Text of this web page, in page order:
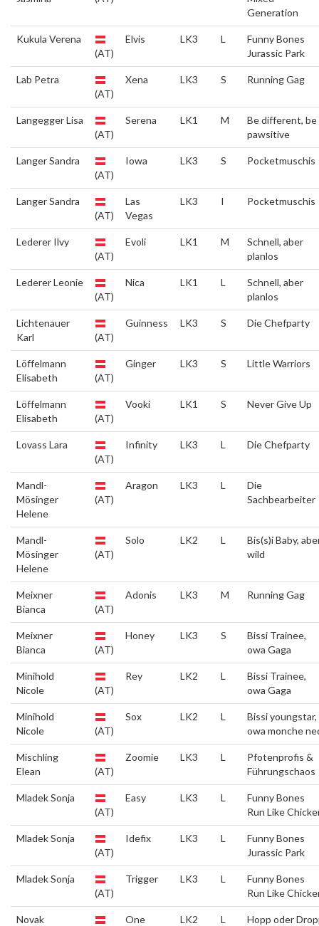
Generation
Kukula Verena
(AT)
Elvis LK3 L
Funny Bones
Jurassic Park
Lab Petra
(AT)
Xena LK3 S Running Gag
Langegger Lisa
(AT)
Serena LK1 M
Be different, be
pawsitive
Langer Sandra
(AT)
Iowa LK3 S Pocketmuschis
Langer Sandra
(AT)
Las
Vegas
LK3 I Pocketmuschis
Lederer Ilvy
(AT)
Evoli LK1 M
Schnell, aber
planlos
Lederer Leonie
(AT)
Nica LK1 L
Schnell, aber
planlos
Lichtenauer
Karl
(AT)
Guinness LK3 S Die Chefparty
Löffelmann
Elisabeth
(AT)
Ginger LK3 S Little Warriors
Löffelmann
Elisabeth
(AT)
Vooki LK1 S Never Give Up
Lovass Lara
(AT)
Infinity LK3 L Die Chefparty
Mandl-
Mösinger
Helene
(AT)
Aragon LK3 L
Die
Sachbearbeiter
Mandl-
Mösinger
Helene
(AT)
Solo LK2 L
Bis(s)i Baby,
wild
Meixner
Bianca
(AT)
Adonis LK3 M Running Gag
Meixner
Bianca
(AT)
Honey LK3 S
Bissi Trainee,
owa Gaga
Minihold
Nicole
(AT)
Rey LK2 L
Bissi Trainee,
owa Gaga
Minihold
Nicole
(AT)
Sox LK2 L
Bissi youngstar,
owa monche
Mischling
Elean
(AT)
Zoomie LK3 L
Pfotenprofis &
Führungschaos
Mladek Sonja
(AT)
Easy LK3 L
Funny Bones
Run Like
Mladek Sonja
(AT)
Idefix LK3 L
Funny Bones
Jurassic Park
Mladek Sonja
(AT)
Trigger LK3 L
Funny Bones
Run Like
Novak
One LK2 L Hopp oder